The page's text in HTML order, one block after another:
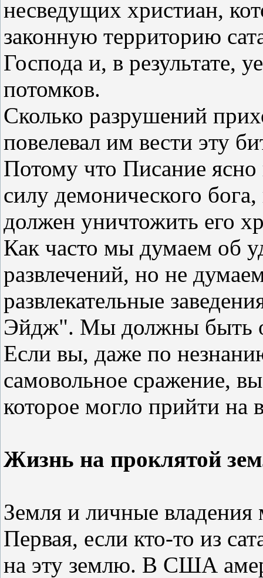
несведущих христиан,
законную территорию
Господа и, в результате,
потомков.
Сколько разрушений
повелевал им вести эту
Потому что Писание
силу демонического
должен уничтожить его
Как часто мы думаем об
развлечений, но не
развлекательные
Эйдж". Мы должны быть
Если вы, даже по
самовольное сражение,
которое могло прийти на
Жизнь на проклятой
Земля и личные
Первая, если кто-то из
на эту землю. В США